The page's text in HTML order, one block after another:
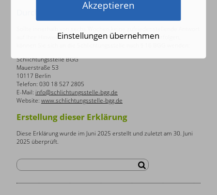
Durchsetzungsverfahren
auf Ihre Hinweise oder Anfragen zur Barrierefreiheit erfolgen,
Schlichtungsstelle BGG
Mauerstraße 53
10117 Berlin
Telefon: 030 18 527 2805
E-Mail: info@schlichtungsstelle-bgg.de
Website: www.schlichtungsstelle-bgg.de
Erstellung dieser Erklärung
Diese Erklärung wurde im Juni 2025 erstellt und zuletzt am 30. Juni
2025 überprüft.
Akzeptieren
Einstellungen übernehmen